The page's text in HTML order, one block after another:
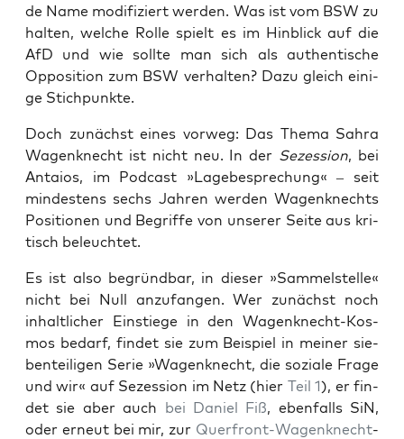
de Name modi­fi­ziert wer­den. Was ist vom BSW zu
hal­ten, wel­che Rol­le spielt es im Hin­blick auf die
AfD und wie soll­te man sich als authen­ti­sche
Oppo­si­ti­on zum BSW ver­hal­ten? Dazu gleich eini­
ge Stichpunkte.
Doch zunächst eines vor­weg: Das The­ma Sahra
Wagen­knecht ist nicht neu. In der Sezes­si­on, bei
Antai­os, im Pod­cast »Lage­be­spre­chung« – seit
min­des­tens sechs Jah­ren wer­den Wagen­knechts
Posi­tio­nen und Begrif­fe von unse­rer Sei­te aus kri­
tisch beleuchtet.
Es ist also begründ­bar, in die­ser »Sam­mel­stel­le«
nicht bei Null anzu­fan­gen. Wer zunächst noch
inhalt­li­cher Ein­stie­ge in den Wagen­knecht-Kos­
mos bedarf, fin­det sie zum Bei­spiel in mei­ner sie­
ben­tei­li­gen Serie »Wagen­knecht, die sozia­le Fra­ge
und wir« auf Sezes­si­on im Netz (hier Teil 1), er fin­
det sie aber auch bei Dani­el Fiß, eben­falls SiN,
oder erneut bei mir, zur Quer­front-Wagen­knecht-